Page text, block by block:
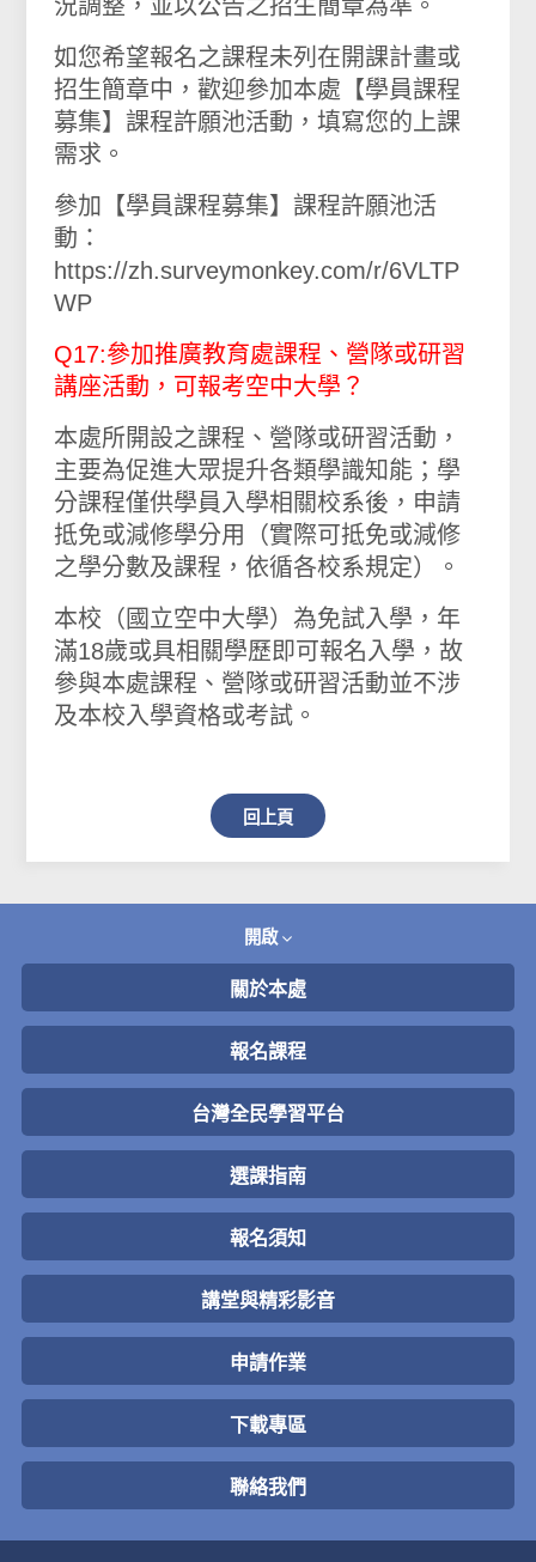
況調整，並以公告之招生簡章為準。
如您希望報名之課程未列在開課計畫或
招生簡章中，歡迎參加本處【學員課程
募集】課程許願池活動，填寫您的上課
需求。
參加【學員課程募集】課程許願池活
動：
https://zh.surveymonkey.com/r/6VLTP
WP
Q17:參加推廣教育處課程、營隊或研習
講座活動，可報考空中大學？
本處所開設之課程、營隊或研習活動，
主要為促進大眾提升各類學識知能；學
分課程僅供學員入學相關校系後，申請
抵免或減修學分用（實際可抵免或減修
之學分數及課程，依循各校系規定）。
本校（國立空中大學）為免試入學，年
滿18歲或具相關學歷即可報名入學，故
參與本處課程、營隊或研習活動並不涉
及本校入學資格或考試。
回上頁
開啟
關於本處
報名課程
台灣全民學習平台
選課指南
報名須知
講堂與精彩影音
申請作業
下載專區
聯絡我們